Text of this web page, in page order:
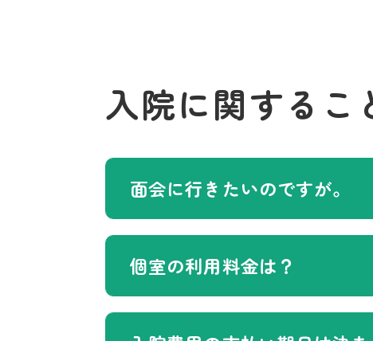
入院に関するこ
面会に行きたいのですが。
個室の利用料金は？